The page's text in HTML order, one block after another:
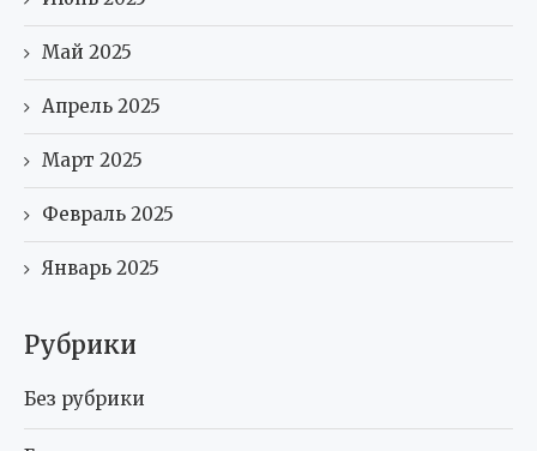
Май 2025
Апрель 2025
Март 2025
Февраль 2025
Январь 2025
Рубрики
Без рубрики